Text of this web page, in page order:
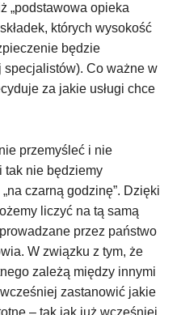
„podstawowa opieka
których wysokość
będzie
Co ważne w
za jakie usługi chce
przemyśleć i nie
tak nie będziemy
czarną godzinę”. Dzięki
liczyć na tą samą
przez państwo
W związku z tym, że
zależą między innymi
zastanowić jakie